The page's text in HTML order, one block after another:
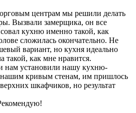
центрам мы решили делать
Вызвали замерщика, он все
кухню именно такой, как
сложилась окончательно. Не
вариант, но кухня идеально
такой, как мне нравится.
нам установили нашу кухню-
нашим кривым стенам, им пришлось
шкафчиков, но результат